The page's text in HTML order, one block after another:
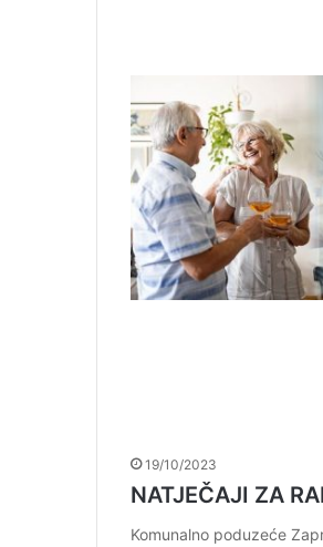
19/10/2023
NATJEČAJI ZA
Komunalno poduzeće